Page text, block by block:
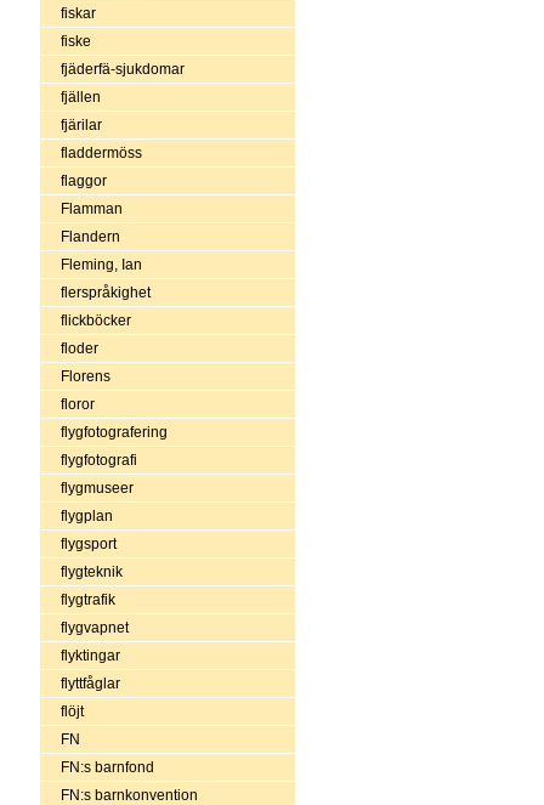
fiskar
fiske
fjäderfä-sjukdomar
fjällen
fjärilar
fladdermöss
flaggor
Flamman
Flandern
Fleming, Ian
flerspråkighet
flickböcker
floder
Florens
floror
flygfotografering
flygfotografi
flygmuseer
flygplan
flygsport
flygteknik
flygtrafik
flygvapnet
flyktingar
flyttfåglar
flöjt
FN
FN:s barnfond
FN:s barnkonvention